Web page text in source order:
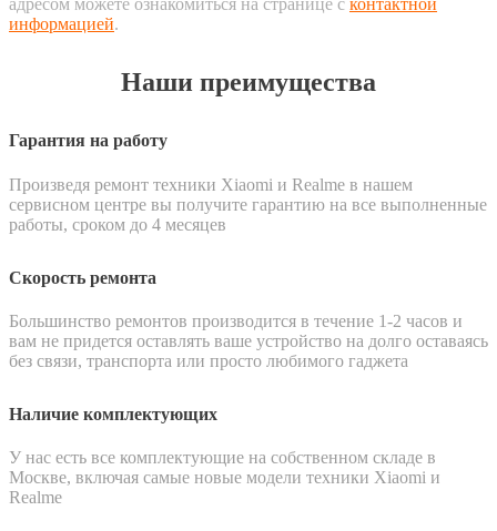
адресом можете ознакомиться на странице с контактной
информацией.
Наши преимущества
Гарантия на работу
Произведя ремонт техники Xiaomi и Realme в нашем
сервисном центре вы получите гарантию на все выполненные
работы, сроком до 4 месяцев
Скорость ремонта
Большинство ремонтов производится в течение 1-2 часов и
вам не придется оставлять ваше устройство на долго оставаясь
без связи, транспорта или просто любимого гаджета
Наличие комплектующих
У нас есть все комплектующие на собственном складе в
Москве, включая самые новые модели техники Xiaomi и
Realme